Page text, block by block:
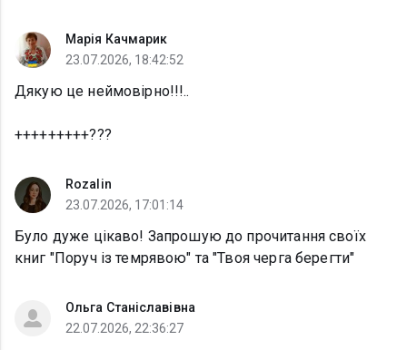
Марія Качмарик
23.07.2026, 18:42:52
Дякую це неймовірно!!!..
+++++++++???
Rozalin
23.07.2026, 17:01:14
Було дуже цікаво! Запрошую до прочитання своїх
книг "Поруч із темрявою" та "Твоя черга берегти"
Ольга Станіславівна
22.07.2026, 22:36:27